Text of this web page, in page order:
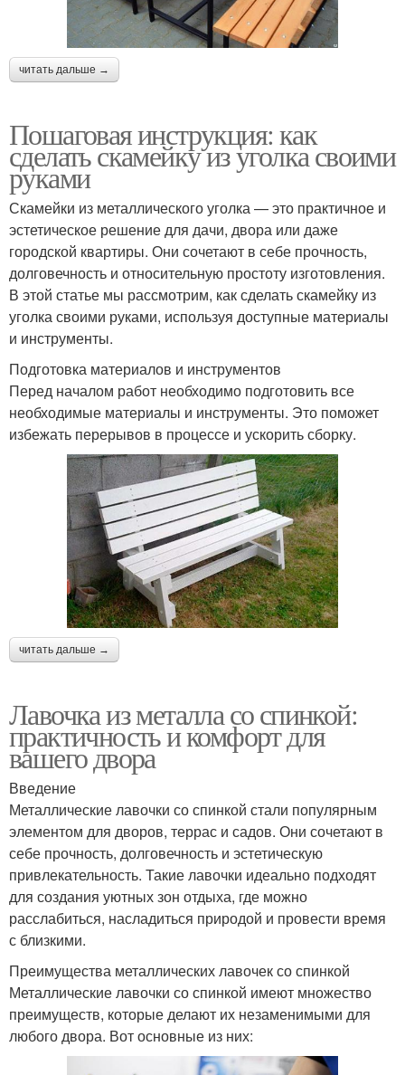
читать дальше →
Пошаговая инструкция: как
сделать скамейку из уголка своими
руками
Скамейки из металлического уголка — это практичное и
эстетическое решение для дачи, двора или даже
городской квартиры. Они сочетают в себе прочность,
долговечность и относительную простоту изготовления.
В этой статье мы рассмотрим, как сделать скамейку из
уголка своими руками, используя доступные материалы
и инструменты.
Подготовка материалов и инструментов
Перед началом работ необходимо подготовить все
необходимые материалы и инструменты. Это поможет
избежать перерывов в процессе и ускорить сборку.
читать дальше →
Лавочка из металла со спинкой:
практичность и комфорт для
вашего двора
Введение
Металлические лавочки со спинкой стали популярным
элементом для дворов, террас и садов. Они сочетают в
себе прочность, долговечность и эстетическую
привлекательность. Такие лавочки идеально подходят
для создания уютных зон отдыха, где можно
расслабиться, насладиться природой и провести время
с близкими.
Преимущества металлических лавочек со спинкой
Металлические лавочки со спинкой имеют множество
преимуществ, которые делают их незаменимыми для
любого двора. Вот основные из них: